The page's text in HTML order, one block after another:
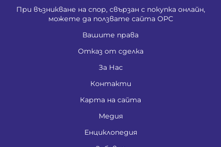
При възникване на спор, свързан с покупка онлайн,
можете да ползвате сайта ОРС
Вашите права
Отказ от сделка
За Нас
Контакти
Карта на сайта
Медия
Енциклопедия